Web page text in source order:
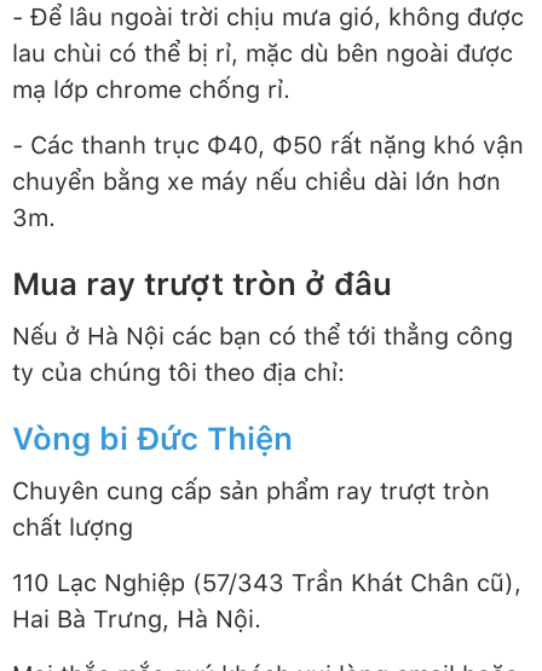
- Để lâu ngoài trời chịu mưa gió, không được
lau chùi có thể bị rỉ, mặc dù bên ngoài được
mạ lớp chrome chống rỉ.
- Các thanh trục Φ40, Φ50 rất nặng khó vận
chuyển bằng xe máy nếu chiều dài lớn hơn
3m.
Mua ray trượt tròn ở đâu
Nếu ở Hà Nội các bạn có thể tới thẳng công
ty của chúng tôi theo địa chỉ:
Vòng bi Đức Thiện
Chuyên cung cấp sản phẩm ray trượt tròn
chất lượng
110 Lạc Nghiệp (57/343 Trần Khát Chân cũ),
Hai Bà Trưng, Hà Nội.